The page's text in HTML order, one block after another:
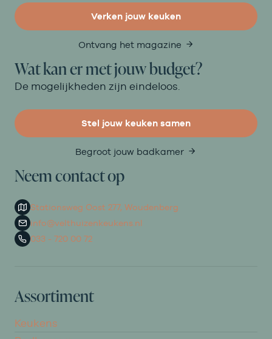
Verken jouw keuken
Ontvang het magazine
Wat kan er met jouw budget?
De mogelijkheden zijn eindeloos.
Stel jouw keuken samen
Begroot jouw badkamer
Neem contact op
Stationsweg Oost 277, Woudenberg
info@velthuizenkeukens.nl
033 - 720 00 72
Assortiment
Keukens